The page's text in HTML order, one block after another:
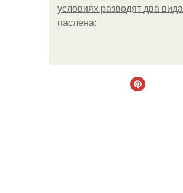
условиях разводят два вида
паслена: